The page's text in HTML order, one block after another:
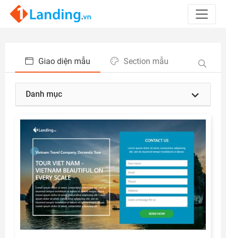
Giao diện mẫu Section mẫu
Danh mục